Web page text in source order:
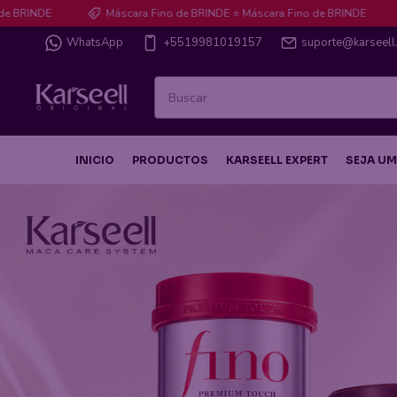
Máscara Fino de BRINDE ⭐ Máscara Fino de BRINDE Máscara
WhatsApp +5519981019157
INICIO PRODUCTOS KARSEELL EXPERT SEJA